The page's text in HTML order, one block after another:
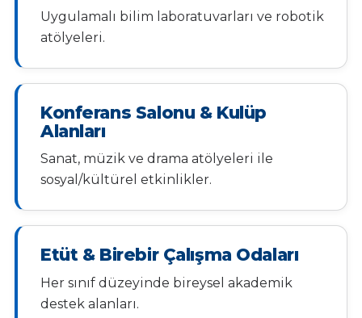
Uygulamalı bilim laboratuvarları ve robotik
atölyeleri.
Konferans Salonu & Kulüp
Alanları
Sanat, müzik ve drama atölyeleri ile
sosyal/kültürel etkinlikler.
Etüt & Birebir Çalışma Odaları
Her sınıf düzeyinde bireysel akademik
destek alanları.